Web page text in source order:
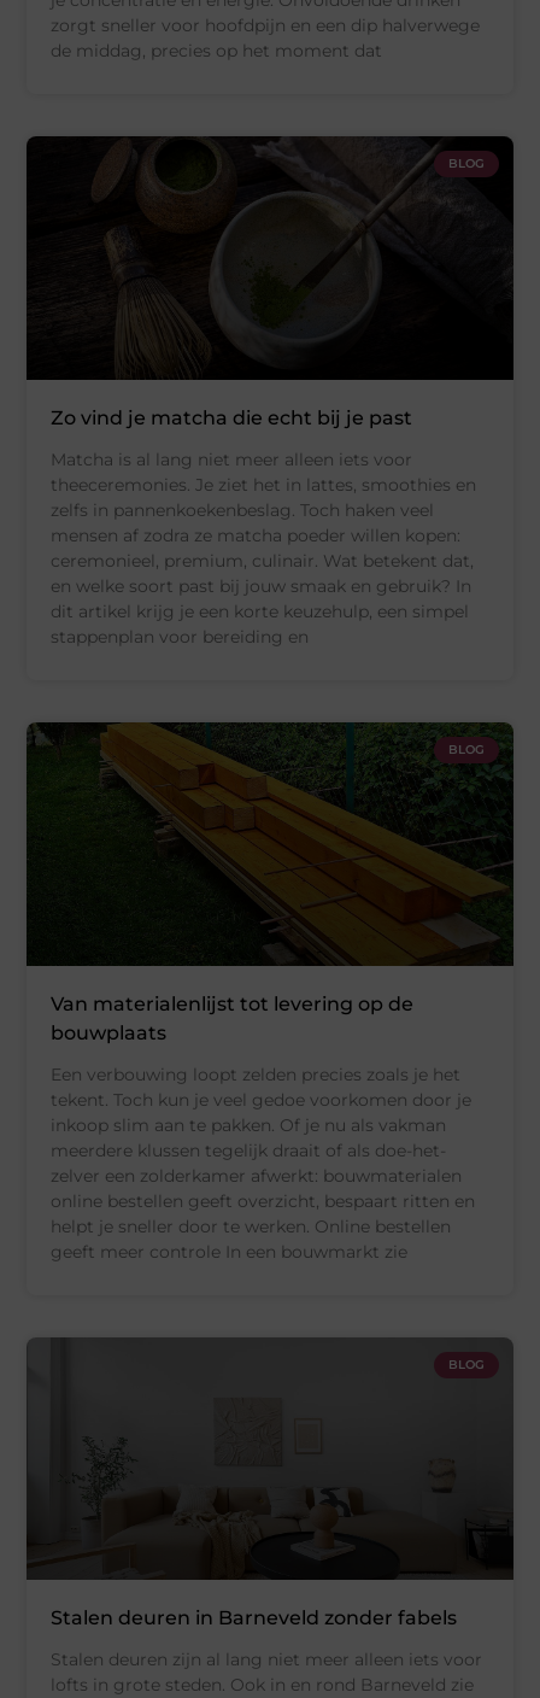
zorgt sneller voor hoofdpijn en een dip halverwege
de middag, precies op het moment dat
BLOG
Zo vind je matcha die echt bij je past
Matcha is al lang niet meer alleen iets voor
theeceremonies. Je ziet het in lattes, smoothies en
zelfs in pannenkoekenbeslag. Toch haken veel
mensen af zodra ze matcha poeder willen kopen:
ceremonieel, premium, culinair. Wat betekent dat,
en welke soort past bij jouw smaak en gebruik? In
dit artikel krijg je een korte keuzehulp, een simpel
stappenplan voor bereiding en
BLOG
Van materialenlijst tot levering op de
bouwplaats
Een verbouwing loopt zelden precies zoals je het
tekent. Toch kun je veel gedoe voorkomen door je
inkoop slim aan te pakken. Of je nu als vakman
meerdere klussen tegelijk draait of als doe-het-
zelver een zolderkamer afwerkt: bouwmaterialen
online bestellen geeft overzicht, bespaart ritten en
helpt je sneller door te werken. Online bestellen
geeft meer controle In een bouwmarkt zie
BLOG
Stalen deuren in Barneveld zonder fabels
Stalen deuren zijn al lang niet meer alleen iets voor
lofts in grote steden. Ook in en rond Barneveld zie